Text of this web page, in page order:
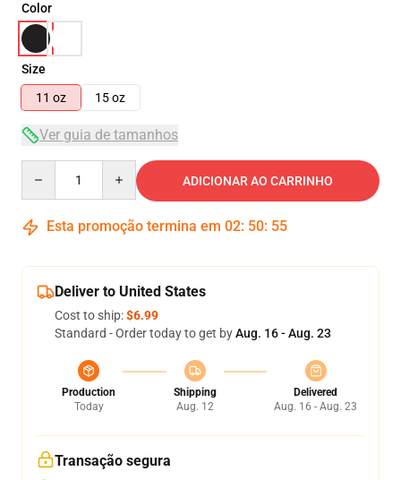
Color
Size
11 oz
15 oz
Ver guia de tamanhos
ADICIONAR AO CARRINHO
Esta promoção termina em 02: 50: 54
Deliver to United States
Cost to ship:$6.99
Standard - Order today to get byAug. 16 - Aug. 23
Production
Today
Shipping
Aug. 12
Delivered
Aug. 16 - Aug. 23
Transação segura